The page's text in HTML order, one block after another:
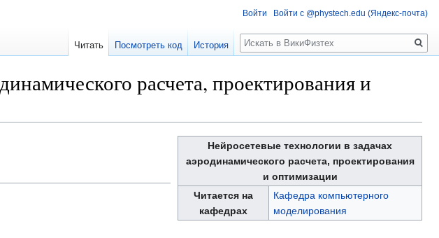
расчета, проектирования и
Нейросетевые технологии в задачах
аэродинамического расчета, проектирования
и оптимизации
Читается на
кафедрах
Кафедра компьютерного
моделирования
Войти Войти с @phystech.edu (Яндекс-почта)
Читать Посмотреть код История
Поиск